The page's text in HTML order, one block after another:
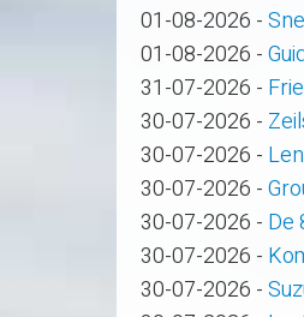
01-08-2026 -
01-08-2026 -
31-07-2026 -
30-07-2026 -
30-07-2026 -
30-07-2026 -
30-07-2026 - De
30-07-2026 -
30-07-2026 -